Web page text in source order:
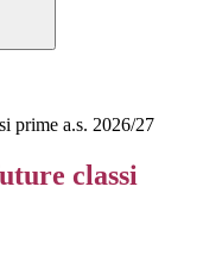
prime a.s. 2026/27
classi